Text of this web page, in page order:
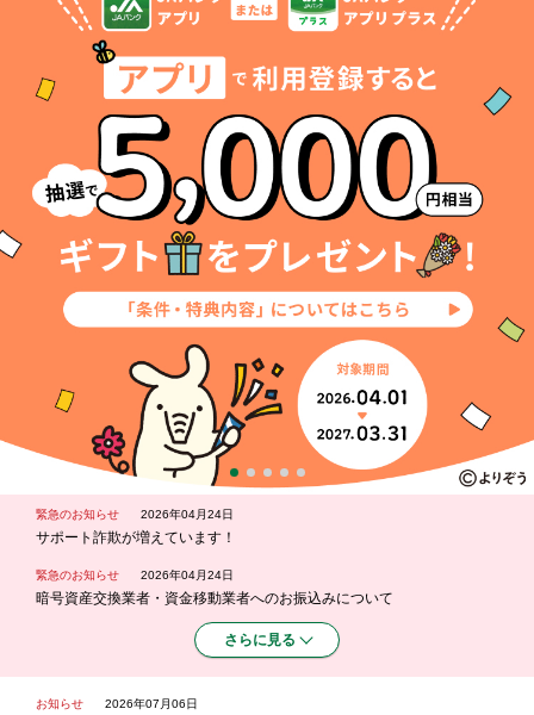
困った時は
緊急のお知らせ 2026年04月24日
サポート詐欺が増えています！
緊急のお知らせ 2026年04月24日
暗号資産交換業者・資金移動業者へのお振込みについて
さらに見る
お知らせ 2026年07月06日